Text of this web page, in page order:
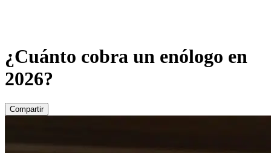
¿Cuánto cobra un enólogo en
2026?
Compartir